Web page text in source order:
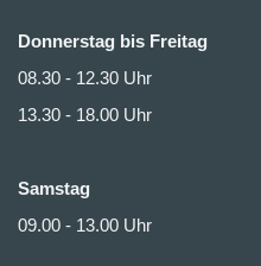
Donnerstag bis Freitag
08.30 - 12.30 Uhr
13.30 - 18.00 Uhr
Samstag
09.00 - 13.00 Uhr